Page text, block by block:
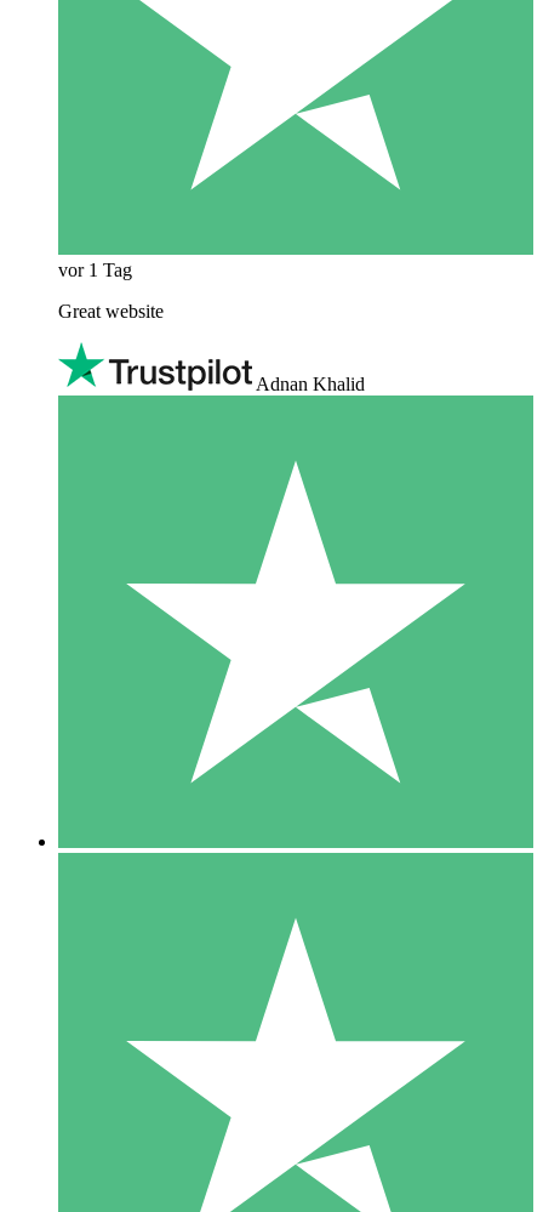
vor 1 Tag
Great website
Adnan Khalid